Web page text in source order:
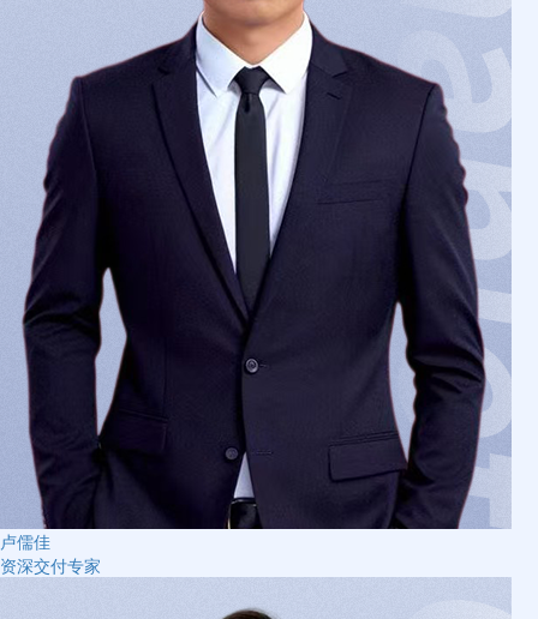
卢儒佳
资深交付专家